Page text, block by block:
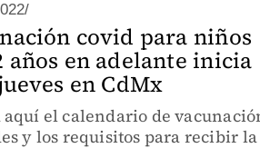
covid para niños
años en adelante inicia
en CdMx
aquí el calendario de
y los requisitos para recibir la